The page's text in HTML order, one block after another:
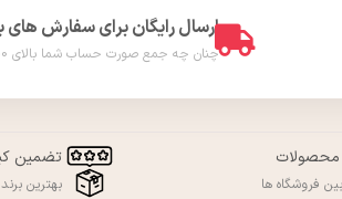
ارسال رایگان برای سفارش های بالای 800
چنان چه جمع صورت حساب شما بالای 800 هزارتومان شود هزینه ارسال برای شما به صورت رایگان محاسبه خواهد شد. ( فقط در شهر ورامین )
فروشگاه ها
تضمین
بهترین